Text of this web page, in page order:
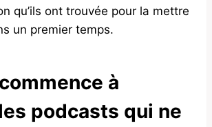
qu’ils ont trouvée pour la mettre
un premier temps.
à
podcasts qui ne